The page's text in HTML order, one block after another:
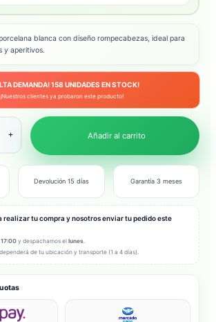
blanca con diseño rompecabezas, ideal para
y aperitivos.
DEMANDA!158 UNIDADES EN STOCK!
¡Nuestros clientes ya probaron este producto!
+ Añadir al carrito
Devolución 15 días Garantía 3 meses
realizar tu compra y nosotros enviar tu pedido este
17:00 y despachamos el lunes
de tu ubicación y transporte (1 a 4 días).